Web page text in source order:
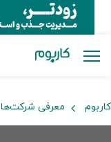
کاربوم معرفی شرکت‌ها